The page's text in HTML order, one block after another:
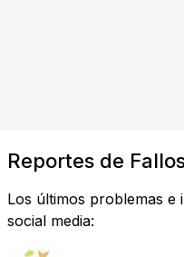
Reportes de
Los últimos problemas
social media: